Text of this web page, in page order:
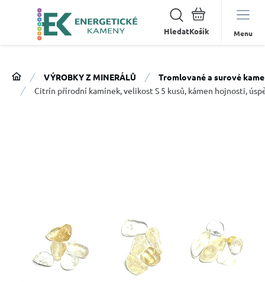
Hledat Menu
VÝROBKY Z MINERÁLŮ
Tromlované a surové
Citrín přírodní kamínek, velikost S 5 kusů, kámen hojnosti,